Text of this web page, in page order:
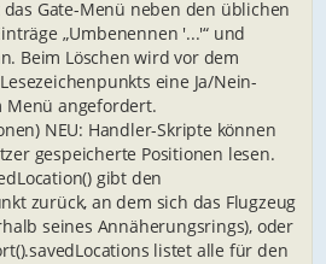
das Gate-Menü neben den üblichen
„Umbenennen '...'“ und
Beim Löschen wird vor dem
eine Ja/Nein-
Menü angefordert.
NEU: Handler-Skripte können
gespeicherte Positionen lesen.
gibt den
zurück, an dem sich das Flugzeug
seines Annäherungsrings), oder
listet alle für den